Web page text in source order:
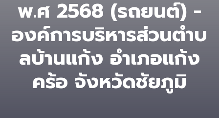
พ.ศ 2568 (รถยนต์) -
องค์การบริหารส่วนตําบ
ลบ้านแก้ง อำเภอแก้ง
คร้อ จังหวัดชัยภูมิ